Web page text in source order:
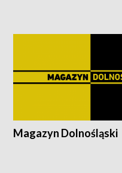
Magazyn Dolnośląski